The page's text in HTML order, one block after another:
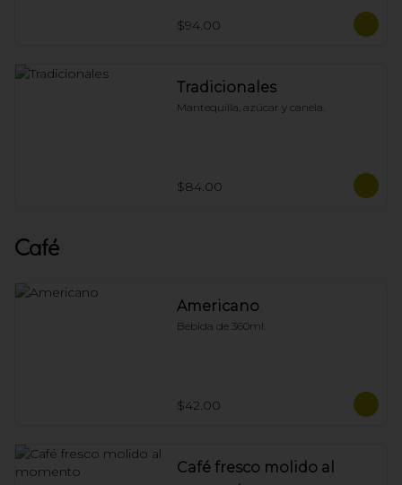
$94.00
Tradicionales
Mantequilla, azúcar y canela.
$84.00
Café
Americano
Bebida de 360ml.
$42.00
Café fresco molido al